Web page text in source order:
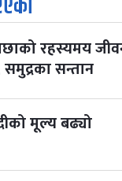
Mar 21, 2027
Mar 22, 2027
रहस्यमय
समुद्रका सन्तान
मूल्य बढ्यो